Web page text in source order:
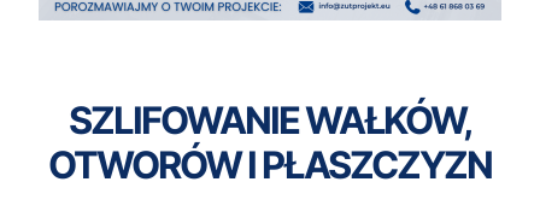
SZLIFOWANIE WAŁKÓW,
OTWORÓW I PŁASZCZYZN